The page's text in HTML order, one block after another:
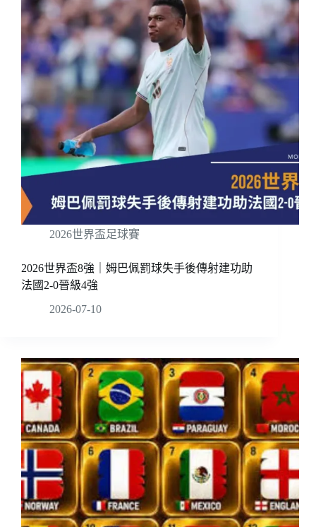
2026世界盃足球賽
2026世界盃8強｜姆巴佩罰球失手後傳射建功助
法國2-0晉級4強
2026-07-10